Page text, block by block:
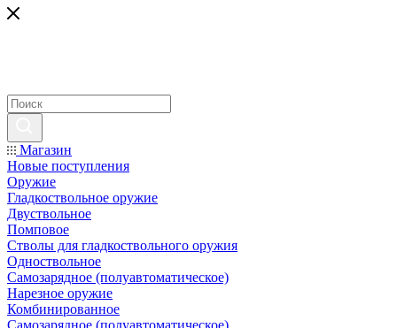
Магазин
Новые поступления
Оружие
Гладкоствольное оружие
Двуствольное
Помповое
Стволы для гладкоствольного оружия
Одноствольное
Самозарядное (полуавтоматическое)
Нарезное оружие
Комбинированное
Самозарядное (полуавтоматическое)